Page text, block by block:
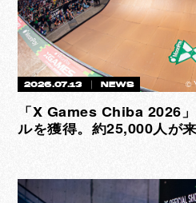
2026.07.13 NEWS ©︎
「X Games Chiba 2026
ルを獲得。約25,000人が